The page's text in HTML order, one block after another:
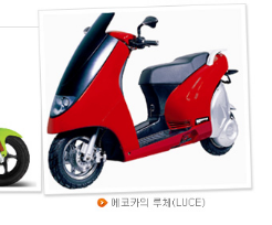
R
L
복
사
유
기 변
경
하
기
경